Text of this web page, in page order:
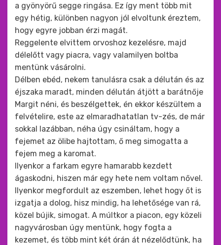
a gyönyörű segge ringása. Ez így ment több mit
egy hétig, különben nagyon jól elvoltunk éreztem,
hogy egyre jobban érzi magát.
Reggelente elvittem orvoshoz kezelésre, majd
délelőtt vagy piacra, vagy valamilyen boltba
mentünk vásárolni.
Délben ebéd, nekem tanulásra csak a délután és az
éjszaka maradt, minden délután átjött a barátnője
Margit néni, és beszélgettek, én ekkor készültem a
felvételire, este az elmaradhatatlan tv-zés, de már
sokkal lazábban, néha úgy csináltam, hogy a
fejemet az ölibe hajtottam, ő meg simogatta a
fejem meg a karomat.
Ilyenkor a farkam egyre hamarabb kezdett
ágaskodni, hiszen már egy hete nem voltam nővel.
Ilyenkor megfordult az eszemben, lehet hogy őt is
izgatja a dolog, hisz mindig, ha lehetősége van rá,
közel bújik, simogat. A múltkor a piacon, egy közeli
nagyvárosban úgy mentünk, hogy fogta a
kezemet, és több mint két órán át nézelődtünk, ha